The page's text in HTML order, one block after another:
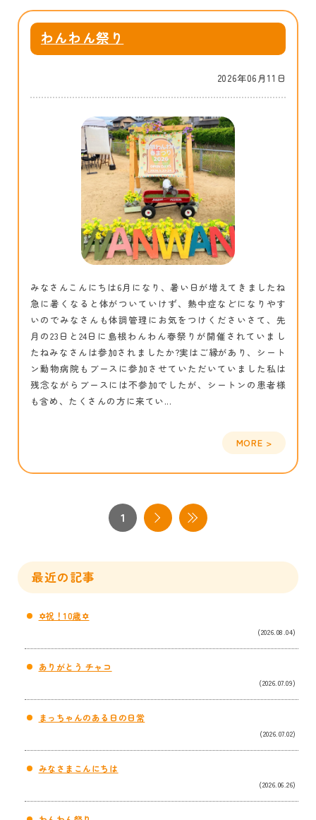
わんわん祭り
2026年06月11日
みなさんこんにちは6月になり、暑い日が増えてきましたね
急に暑くなると体がついていけず、熱中症などになりやす
いのでみなさんも体調管理にお気をつけくださいさて、先
月の23日と24日に島根わんわん春祭りが開催されていまし
たねみなさんは参加されましたか?実はご縁があり、シート
ン動物病院もブースに参加させていただいていました私は
残念ながらブースには不参加でしたが、シートンの患者様
も含め、たくさんの方に来てい...
1
最近の記事
✡祝！10歳✡
(2026.08.04)
ありがとう チャコ
(2026.07.09)
まっちゃんのある日の日常
(2026.07.02)
みなさまこんにちは
(2026.06.26)